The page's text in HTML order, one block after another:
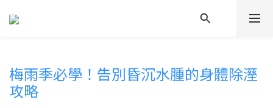
梅雨季必學！告別昏沉水腫的身體除溼
攻略